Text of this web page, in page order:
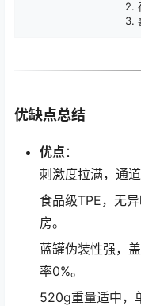
2.
3.
优缺点总结
优点 ：
刺激度拉满，通
食品级TPE，无
房。
蓝罐伪装性强，
率0%。
520g重量适中，